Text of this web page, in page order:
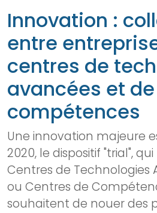
Innovation :
entre
centres de
avancées et de
compétences
Une innovation majeure
2020, le dispositif "trial",
Centres de Technologies
ou Centres de
souhaitent de nouer des